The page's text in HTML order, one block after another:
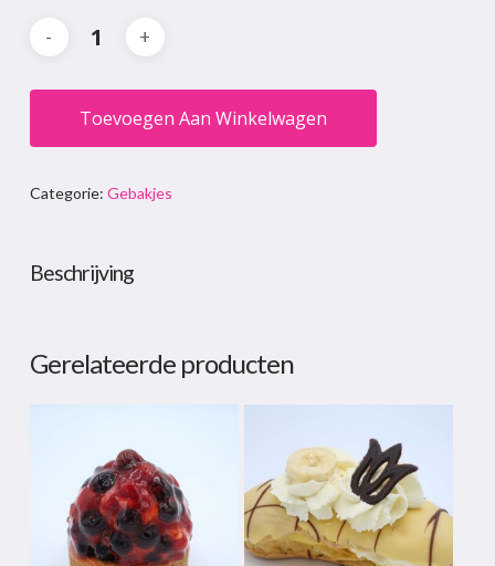
Toevoegen Aan Winkelwagen
Categorie: Gebakjes
Beschrijving
Gerelateerde producten